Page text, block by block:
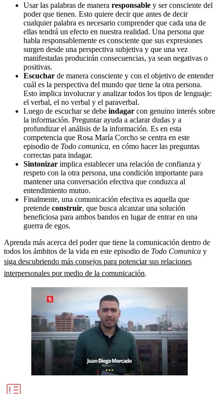
Usar las palabras de manera responsable y ser consciente del
poder que tienen. Esto quiere decir que antes de decir
cualquier palabra es necesario comprender que cada una de
ellas tendrá un efecto en nuestra realidad. Una persona que
habla responsablemente es consciente que sus expresiones
surgen desde una perspectiva subjetiva y que una vez
manifestadas producirán consecuencias, ya sean negativas o
positivas.
Escuchar de manera consciente y con el objetivo de entender
cuál es la perspectiva del mundo que tiene la otra persona.
Esto implica involucrar y analizar todos los tipos de lenguaje:
el verbal, el no verbal y el paraverbal.
Luego de escuchar se debe indagar con genuino interés sobre
la información. Preguntar ayuda a aclarar dudas y a
profundizar el análisis de la información. Es en esta
competencia que Rosa María Corcho se centra en este
episodio de Todo comunica, en cómo hacer las preguntas
correctas para indagar.
Sintonizar implica establecer una relación de confianza y
respeto con la otra persona, una condición importante para
mantener una conversación efectiva que conduzca al
entendimiento mutuo.
Finalmente, una comunicación efectiva es aquella que
pretende construir, que busca alcanzar una solución
beneficiosa para ambos bandos en lugar de entrar en una
guerra de egos.
Aprenda más acerca del poder que tiene la comunicación dentro de
todos los ámbitos de la vida en este episodio de Todo Comunica y
siga descubriendo más consejos para potenciar sus relaciones
interpersonales por medio de la comunicación.